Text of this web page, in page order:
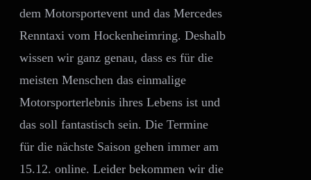
dem Motorsportevent und das Mercedes
Renntaxi vom Hockenheimring. Deshalb
wissen wir ganz genau, dass es für die
meisten Menschen das einmalige
Motorsporterlebnis ihres Lebens ist und
das soll fantastisch sein. Die Termine
für die nächste Saison gehen immer am
15.12. online. Leider bekommen wir die